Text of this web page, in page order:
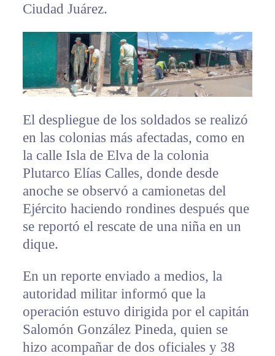
Ciudad Juárez.
El despliegue de los soldados se realizó
en las colonias más afectadas, como en
la calle Isla de Elva de la colonia
Plutarco Elías Calles, donde desde
anoche se observó a camionetas del
Ejército haciendo rondines después que
se reportó el rescate de una niña en un
dique.
En un reporte enviado a medios, la
autoridad militar informó que la
operación estuvo dirigida por el capitán
Salomón González Pineda, quien se
hizo acompañar de dos oficiales y 38